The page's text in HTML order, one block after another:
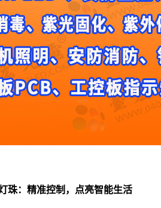
珠：精准控制，点亮智能生活